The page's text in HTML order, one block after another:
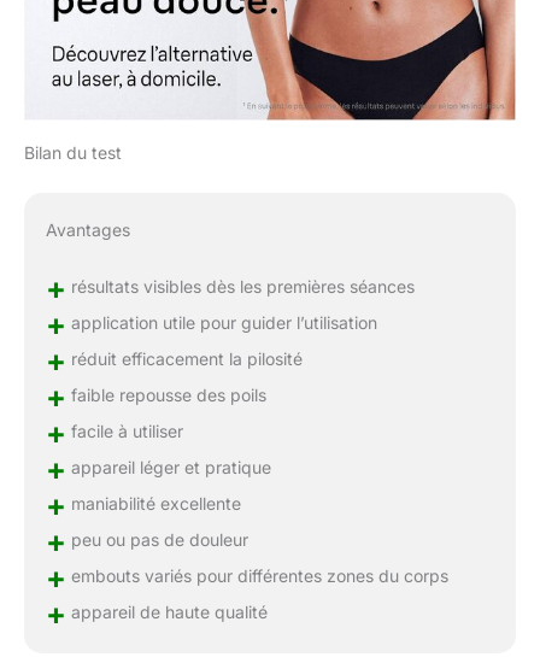
Bilan du test
Avantages
+ résultats visibles dès les premières séances
+ application utile pour guider l’utilisation
+ réduit efficacement la pilosité
+ faible repousse des poils
+ facile à utiliser
+ appareil léger et pratique
+ maniabilité excellente
+ peu ou pas de douleur
+ embouts variés pour différentes zones du corps
+ appareil de haute qualité